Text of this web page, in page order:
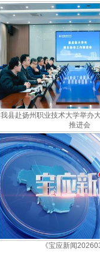
我县赴扬州职业技术大学举办
推进会
《宝应新闻